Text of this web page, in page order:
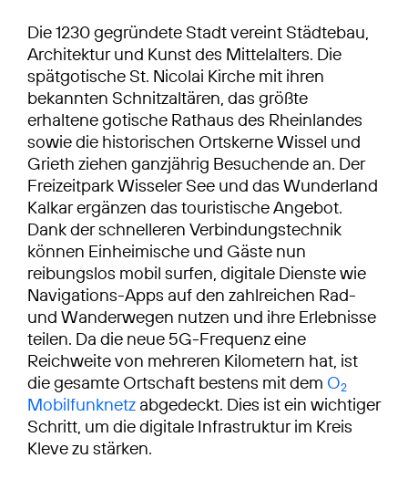
Die 1230 gegründete Stadt vereint Städtebau,
Architektur und Kunst des Mittelalters. Die
spätgotische St. Nicolai Kirche mit ihren
bekannten Schnitzaltären, das größte
erhaltene gotische Rathaus des Rheinlandes
sowie die historischen Ortskerne Wissel und
Grieth ziehen ganzjährig Besuchende an. Der
Freizeitpark Wisseler See und das Wunderland
Kalkar ergänzen das touristische Angebot.
Dank der schnelleren Verbindungstechnik
können Einheimische und Gäste nun
reibungslos mobil surfen, digitale Dienste wie
Navigations-Apps auf den zahlreichen Rad-
und Wanderwegen nutzen und ihre Erlebnisse
teilen. Da die neue 5G-Frequenz eine
Reichweite von mehreren Kilometern hat, ist
die gesamte Ortschaft bestens mit dem O2
Mobilfunknetz abgedeckt. Dies ist ein wichtiger
Schritt, um die digitale Infrastruktur im Kreis
Kleve zu stärken.